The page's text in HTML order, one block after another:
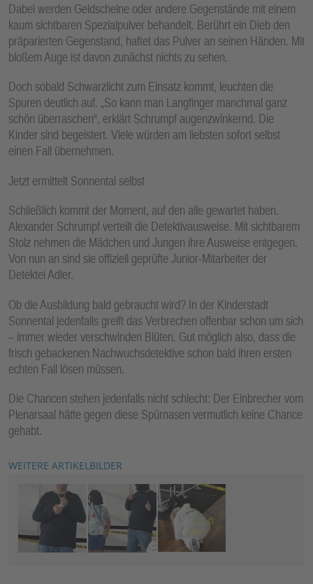
Dabei werden Geldscheine oder andere Gegenstände mit einem
kaum sichtbaren Spezialpulver behandelt. Berührt ein Dieb den
präparierten Gegenstand, haftet das Pulver an seinen Händen. Mit
bloßem Auge ist davon zunächst nichts zu sehen.
Doch sobald Schwarzlicht zum Einsatz kommt, leuchten die
Spuren deutlich auf. „So kann man Langfinger manchmal ganz
schön überraschen“, erklärt Schrumpf augenzwinkernd. Die
Kinder sind begeistert. Viele würden am liebsten sofort selbst
einen Fall übernehmen.
Jetzt ermittelt Sonnental selbst
Schließlich kommt der Moment, auf den alle gewartet haben.
Alexander Schrumpf verteilt die Detektivausweise. Mit sichtbarem
Stolz nehmen die Mädchen und Jungen ihre Ausweise entgegen.
Von nun an sind sie offiziell geprüfte Junior-Mitarbeiter der
Detektei Adler.
Ob die Ausbildung bald gebraucht wird? In der Kinderstadt
Sonnental jedenfalls greift das Verbrechen offenbar schon um sich
– immer wieder verschwinden Blüten. Gut möglich also, dass die
frisch gebackenen Nachwuchsdetektive schon bald ihren ersten
echten Fall lösen müssen.
Die Chancen stehen jedenfalls nicht schlecht: Der Einbrecher vom
Plenarsaal hätte gegen diese Spürnasen vermutlich keine Chance
gehabt.
WEITERE ARTIKELBILDER